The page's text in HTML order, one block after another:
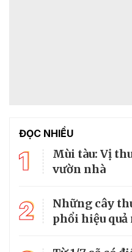
ĐỌC NHIỀU
1
Mùi tàu: Vị
vườn nhà
2
Những cây
phổi hiệu quả